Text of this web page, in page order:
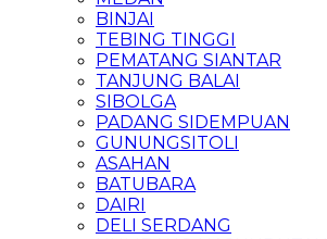
BINJAI
TEBING TINGGI
PEMATANG SIANTAR
TANJUNG BALAI
SIBOLGA
PADANG SIDEMPUAN
GUNUNGSITOLI
ASAHAN
BATUBARA
DAIRI
DELI SERDANG